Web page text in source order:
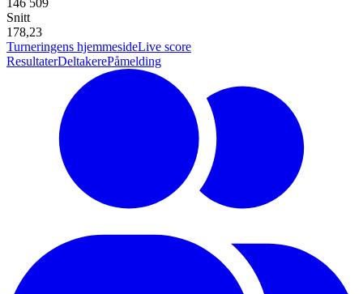
Snitt
178,23
Turneringens hjemmesideLive score
ResultaterDeltakerePåmelding